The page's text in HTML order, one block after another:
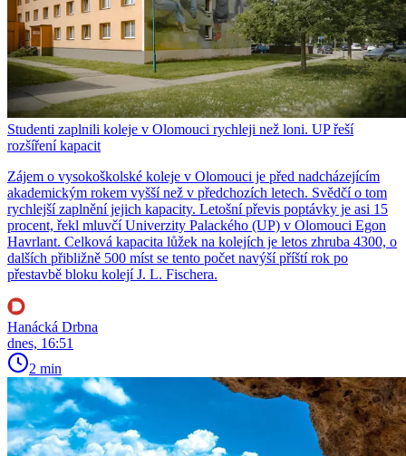
Studenti zaplnili koleje v Olomouci rychleji než loni. UP řeší
rozšíření kapacit
Zájem o vysokoškolské koleje v Olomouci je před nadcházejícím
akademickým rokem vyšší než v předchozích letech. Svědčí o tom
rychlejší zaplnění jejich kapacity. Letošní převis poptávky je asi 15
procent, řekl mluvčí Univerzity Palackého (UP) v Olomouci Egon
Havrlant. Celková kapacita lůžek na kolejích je letos zhruba 4300, o
dalších přibližně 500 míst se tento počet navýší příští rok po
přestavbě bloku kolejí J. L. Fischera.
Hanácká Drbna
dnes, 16:51
2 min